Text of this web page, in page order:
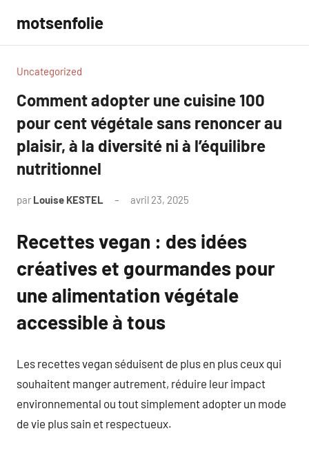
contenu
motsenfolie
Uncategorized
Comment adopter une cuisine 100
pour cent végétale sans renoncer au
plaisir, à la diversité ni à l’équilibre
nutritionnel
par Louise KESTEL avril 23, 2025
Recettes vegan : des idées
créatives et gourmandes pour
une alimentation végétale
accessible à tous
Les recettes vegan séduisent de plus en plus ceux qui
souhaitent manger autrement, réduire leur impact
environnemental ou tout simplement adopter un mode
de vie plus sain et respectueux.